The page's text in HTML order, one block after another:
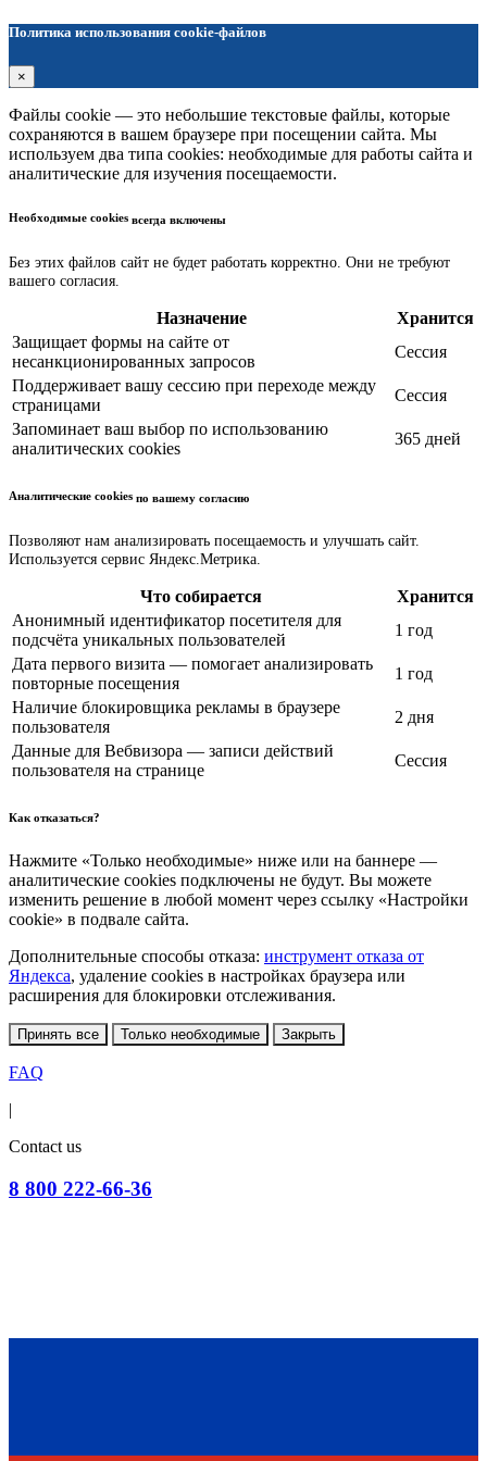
Политика использования cookie-файлов
×
Файлы cookie — это небольшие текстовые файлы, которые
сохраняются в вашем браузере при посещении сайта. Мы
используем два типа cookies: необходимые для работы сайта и
аналитические для изучения посещаемости.
Необходимые cookies всегда включены
Без этих файлов сайт не будет работать корректно. Они не требуют
вашего согласия.
Назначение
Хранится
Защищает формы на сайте от
несанкционированных запросов
Сессия
Поддерживает вашу сессию при переходе между
страницами
Сессия
Запоминает ваш выбор по использованию
аналитических cookies
365 дней
Аналитические cookies по вашему согласию
Позволяют нам анализировать посещаемость и улучшать сайт.
Используется сервис Яндекс.Метрика.
Что собирается
Хранится
Анонимный идентификатор посетителя для
подсчёта уникальных пользователей
1 год
Дата первого визита — помогает анализировать
повторные посещения
1 год
Наличие блокировщика рекламы в браузере
пользователя
2 дня
Данные для Вебвизора — записи действий
пользователя на странице
Сессия
Как отказаться?
Нажмите «Только необходимые» ниже или на баннере —
аналитические cookies подключены не будут. Вы можете
изменить решение в любой момент через ссылку «Настройки
cookie» в подвале сайта.
Дополнительные способы отказа: инструмент отказа от
Яндекса, удаление cookies в настройках браузера или
расширения для блокировки отслеживания.
Принять все Только необходимые Закрыть
FAQ
|
Contact us
8 800 222-66-36